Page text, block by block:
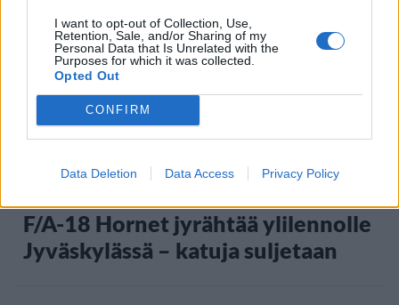
I want to opt-out of Collection, Use,
Retention, Sale, and/or Sharing of my
Personal Data that Is Unrelated with the
Purposes for which it was collected.
Opted Out
CONFIRM
Data Deletion Data Access Privacy Policy
1
UUTISET
F/A-18 Hornet jyrähtää ylilennolle
Jyväskylässä – katuja suljetaan